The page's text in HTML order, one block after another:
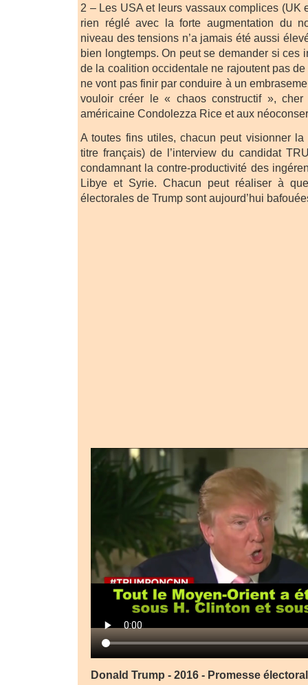
2 – Les USA et leurs vassaux complices (UK
rien réglé avec la forte augmentation du
niveau des tensions n’a jamais été aussi
bien longtemps. On peut se demander si ces
de la coalition occidentale ne rajoutent pas
ne vont pas finir par conduire à un
vouloir créer le « chaos constructif », cher
américaine Condolezza Rice et aux
A toutes fins utiles, chacun peut visionner
titre français) de l’interview du candidat
condamnant la contre-productivité des
Libye et Syrie. Chacun peut réaliser à
électorales de Trump sont aujourd’hui
Donald Trump - 2016 - Promesse